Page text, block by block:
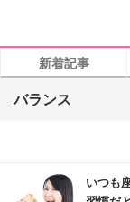
新着記事
バランス
いつも